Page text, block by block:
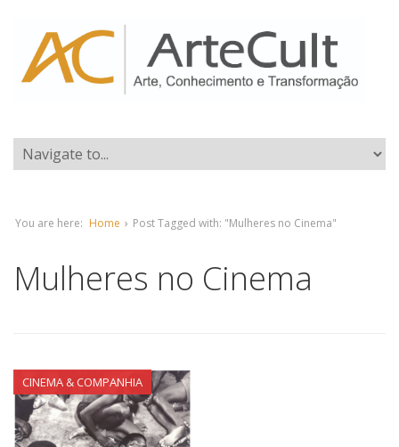
You are here: Home › Post Tagged with: "Mulheres no Cinema"
Mulheres no Cinema
CINEMA & COMPANHIA